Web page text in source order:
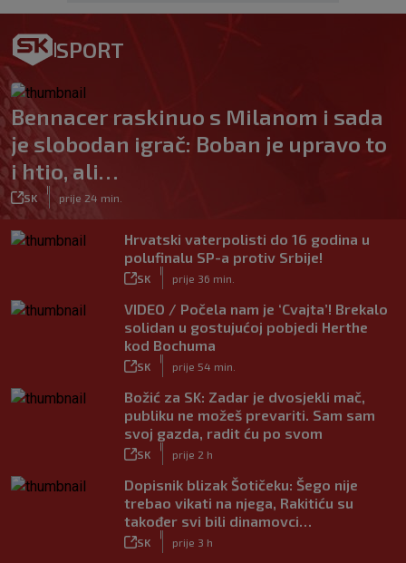
SPORT
Bennacer raskinuo s Milanom i sada
je slobodan igrač: Boban je upravo to
i htio, ali…
SK prije 24 min.
Hrvatski vaterpolisti do 16 godina u
polufinalu SP-a protiv Srbije!
SK prije 36 min.
VIDEO / Počela nam je ‘Cvajta’! Brekalo
solidan u gostujućoj pobjedi Herthe
kod Bochuma
SK prije 54 min.
Božić za SK: Zadar je dvosjekli mač,
publiku ne možeš prevariti. Sam sam
svoj gazda, radit ću po svom
SK prije 2 h
Dopisnik blizak Šotičeku: Šego nije
trebao vikati na njega, Rakitiću su
također svi bili dinamovci…
SK prije 3 h